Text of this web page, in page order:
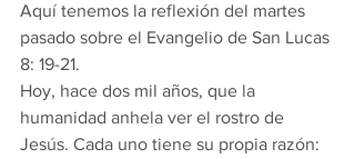
Aquí tenemos la reflexión del martes
pasado sobre el Evangelio de San Lucas
8: 19-21.
Hoy, hace dos mil años, que la
humanidad anhela ver el rostro de
Jesús. Cada uno tiene su propia razón: